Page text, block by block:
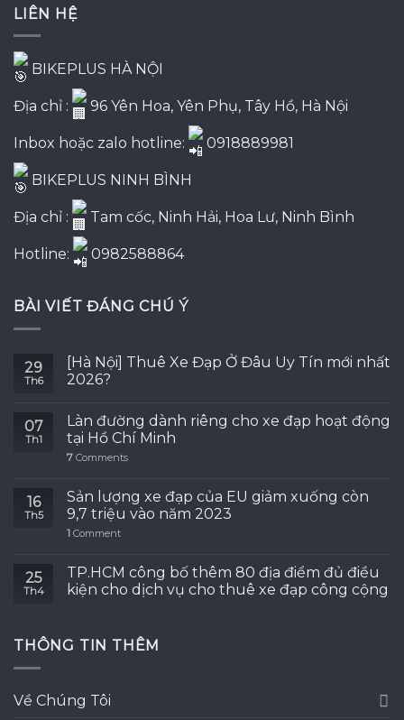
LIÊN HỆ
BIKEPLUS HÀ NỘI
Địa chỉ : 96 Yên Hoa, Yên Phụ, Tây Hồ, Hà Nội
Inbox hoặc zalo hotline: 0918889981
BIKEPLUS NINH BÌNH
Địa chỉ : Tam cốc, Ninh Hải, Hoa Lư, Ninh Bình
Hotline: 0982588864
BÀI VIẾT ĐÁNG CHÚ Ý
29
Th6
[Hà Nội] Thuê Xe Đạp Ở Đâu Uy Tín mới nhất
2026?
07
Th1
Làn đường dành riêng cho xe đạp hoạt động
tại Hồ Chí Minh
7 Comments
16
Th5
Sản lượng xe đạp của EU giảm xuống còn
9,7 triệu vào năm 2023
1 Comment
25
Th4
TP.HCM công bố thêm 80 địa điểm đủ điều
kiện cho dịch vụ cho thuê xe đạp công cộng
THÔNG TIN THÊM
Về Chúng Tôi